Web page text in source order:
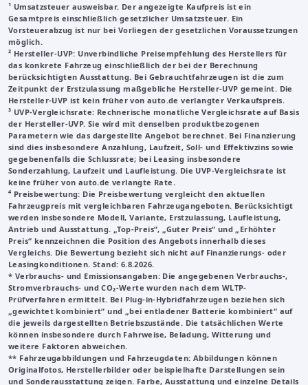
¹ Umsatzsteuer ausweisbar. Der angezeigte Kaufpreis ist ein
Gesamtpreis einschließlich gesetzlicher Umsatzsteuer. Ein
Vorsteuerabzug ist nur bei Vorliegen der gesetzlichen Voraussetzungen
möglich.
² Hersteller-UVP: Unverbindliche Preisempfehlung des Herstellers für
das konkrete Fahrzeug einschließlich der bei der Berechnung
berücksichtigten Ausstattung. Bei Gebrauchtfahrzeugen ist die zum
Zeitpunkt der Erstzulassung maßgebliche Hersteller-UVP gemeint. Die
Hersteller-UVP ist kein früher von auto.de verlangter Verkaufspreis.
³ UVP-Vergleichsrate: Rechnerische monatliche Vergleichsrate auf Basis
der Hersteller-UVP. Sie wird mit denselben produktbezogenen
Parametern wie das dargestellte Angebot berechnet. Bei Finanzierung
sind dies insbesondere Anzahlung, Laufzeit, Soll- und Effektivzins sowie
gegebenenfalls die Schlussrate; bei Leasing insbesondere
Sonderzahlung, Laufzeit und Laufleistung. Die UVP-Vergleichsrate ist
keine früher von auto.de verlangte Rate.
⁴ Preisbewertung: Die Preisbewertung vergleicht den aktuellen
Fahrzeugpreis mit vergleichbaren Fahrzeugangeboten. Berücksichtigt
werden insbesondere Modell, Variante, Erstzulassung, Laufleistung,
Antrieb und Ausstattung. „Top-Preis“, „Guter Preis“ und „Erhöhter
Preis“ kennzeichnen die Position des Angebots innerhalb dieses
Vergleichs. Die Bewertung bezieht sich nicht auf Finanzierungs- oder
Leasingkonditionen. Stand: 6.8.2026.
* Verbrauchs- und Emissionsangaben: Die angegebenen Verbrauchs-,
Stromverbrauchs- und CO₂-Werte wurden nach dem WLTP-
Prüfverfahren ermittelt. Bei Plug-in-Hybridfahrzeugen beziehen sich
„gewichtet kombiniert“ und „bei entladener Batterie kombiniert“ auf
die jeweils dargestellten Betriebszustände. Die tatsächlichen Werte
können insbesondere durch Fahrweise, Beladung, Witterung und
weitere Faktoren abweichen.
** Fahrzeugabbildungen und Fahrzeugdaten: Abbildungen können
Originalfotos, Herstellerbilder oder beispielhafte Darstellungen sein
und Sonderausstattung zeigen. Farbe, Ausstattung und einzelne Details